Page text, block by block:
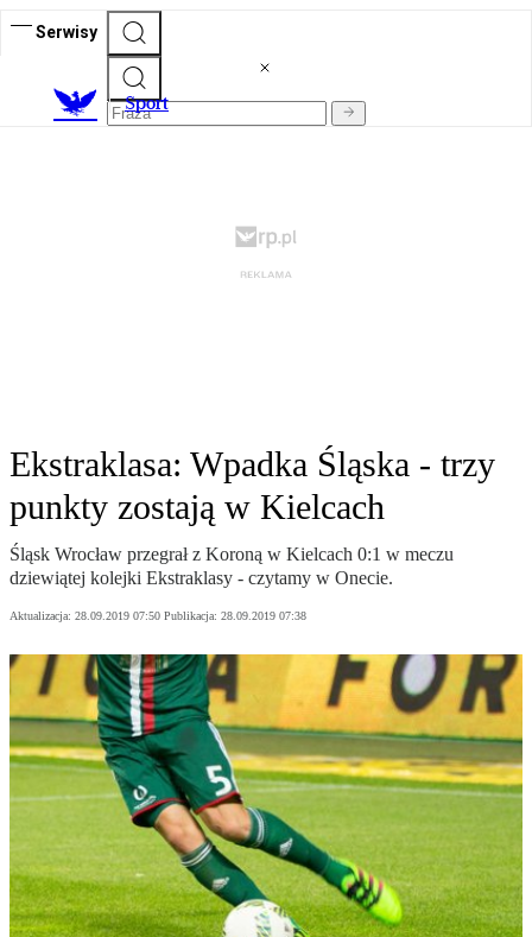
Serwisy
Sport
Ekstraklasa: Wpadka Śląska - trzy
punkty zostają w Kielcach
Śląsk Wrocław przegrał z Koroną w Kielcach 0:1 w meczu
dziewiątej kolejki Ekstraklasy - czytamy w Onecie.
Aktualizacja: 28.09.2019 07:50 Publikacja: 28.09.2019 07:38